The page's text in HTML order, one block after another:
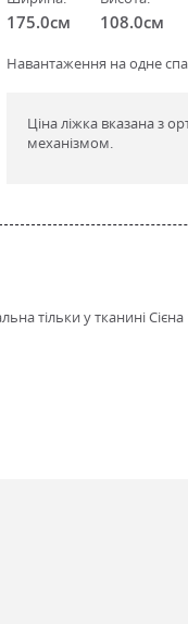
175.0см 108.0см
Навантаження на одне
Ціна ліжка вказана з
механізмом.
тільки у тканині